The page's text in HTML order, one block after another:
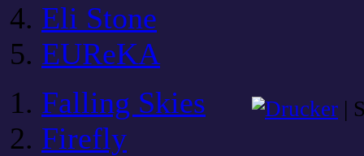
Eli Stone
EUReKA
Falling Skies
Firefly
|